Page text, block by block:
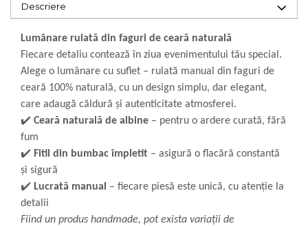
Descriere
Lumânare rulată din faguri de ceară naturală
Fiecare detaliu contează în ziua evenimentului tău special.
Alege o lumânare cu suflet – rulată manual din faguri de
ceară 100% naturală, cu un design simplu, dar elegant,
care adaugă căldură și autenticitate atmosferei.
✔️ Ceară naturală de albine – pentru o ardere curată, fără
fum
✔️ Fitil din bumbac împletit – asigură o flacără constantă
și sigură
✔️ Lucrată manual
– fiecare piesă este unică, cu atenție la
detalii
Fiind un produs handmade, pot exista variații de